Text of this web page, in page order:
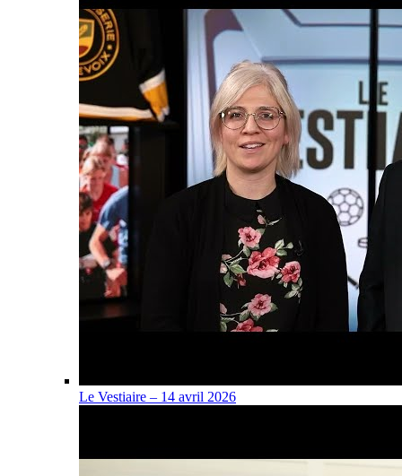
Le Vestiaire – 14 avril 2026